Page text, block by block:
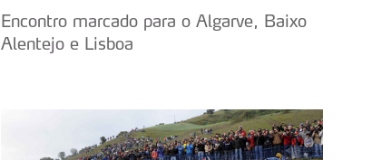
Encontro marcado para o Algarve, Baixo
Alentejo e Lisboa